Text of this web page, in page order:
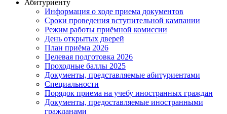
Абитуриенту
Информация о ходе приема документов
Сроки проведения вступительной кампании
Режим работы приёмной комиссии
День открытых дверей
План приёма 2026
Целевая подготовка 2026
Проходные баллы 2025
Документы, представляемые абитуриентами
Специальности
Порядок приема на учебу иностранных граждан
Документы, предоставляемые иностранными
гражданами